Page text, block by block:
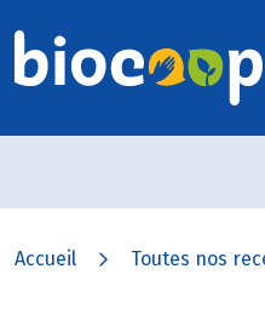
Accueil Toutes nos